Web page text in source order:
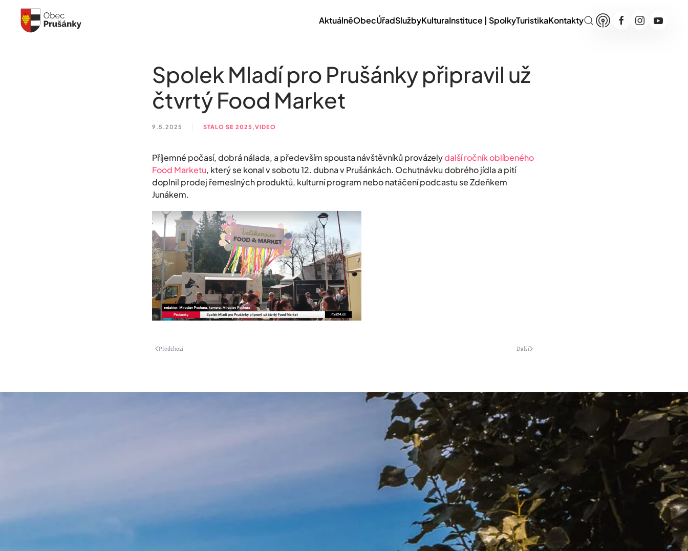
Skip to main content AktuálněObecÚřadSlužbyKulturaInstituce | SpolkyTuristikaKontakty
Spolek Mladí pro Prušánky připravil už
čtvrtý Food Market
9.5.2025 STALO SE 2025,VIDEO
Příjemné počasí, dobrá nálada, a především spousta návštěvníků provázelydalší ročník oblíbeného
Food Marketu, který se konal v sobotu 12. dubna v Prušánkách. Ochutnávku dobrého jídla a pití
doplnil prodej řemeslných produktů, kulturní program nebo natáčení podcastu se Zdeňkem
Junákem.
Předchozí Další